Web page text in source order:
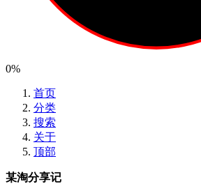
0%
首页
分类
搜索
关于
顶部
某淘分享记